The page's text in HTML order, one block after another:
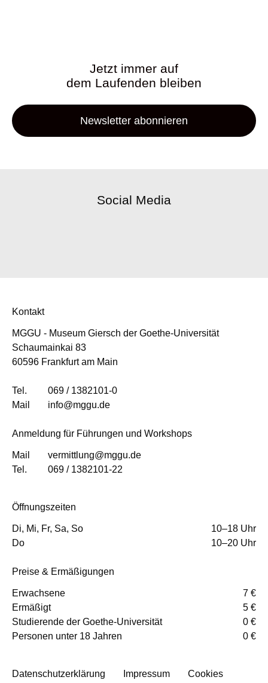
Jetzt immer auf
dem Laufenden bleiben
Newsletter abonnieren
Social Media
Kontakt
MGGU - Museum Giersch der Goethe-Universität
Schaumainkai 83
60596 Frankfurt am Main
Tel.
069 / 1382101-0
Mail
info@mggu.de
Anmeldung für Führungen und Workshops
Mail
vermittlung@mggu.de
Tel.
069 / 1382101-22
Öffnungszeiten
Di, Mi, Fr, Sa, So
10–18 Uhr
Do
10–20 Uhr
Preise & Ermäßigungen
Erwachsene
7 €
Ermäßigt
5 €
Studierende der Goethe-Universität
0 €
Personen unter 18 Jahren
0 €
Datenschutzerklärung Impressum Cookies